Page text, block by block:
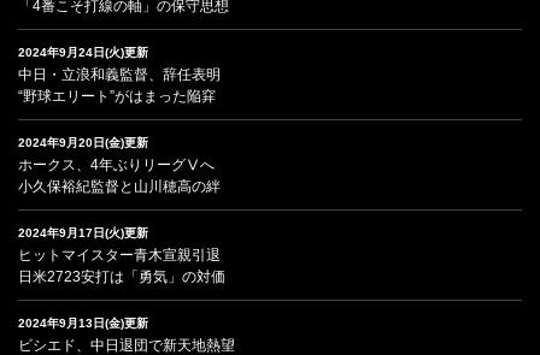
「4番こそ打線の軸」の保守思想
2024年9月24日(火)更新
中日・立浪和義監督、辞任表明
“野球エリート”がはまった陥穽
2024年9月20日(金)更新
ホークス、4年ぶりリーグⅤへ
小久保裕紀監督と山川穂高の絆
2024年9月17日(火)更新
ヒットマイスター青木宣親引退
日米2723安打は「勇気」の対価
2024年9月13日(金)更新
ビシエド、中日退団で新天地熱望